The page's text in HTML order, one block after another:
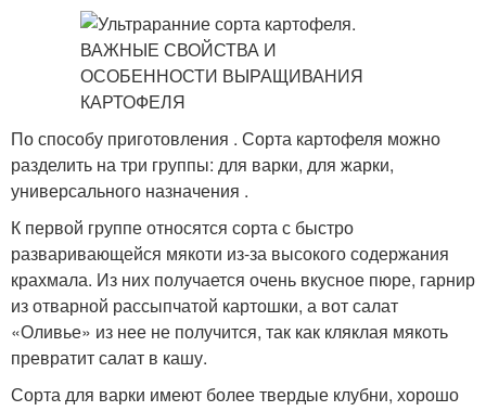
По способу приготовления . Сорта картофеля можно
разделить на три группы: для варки, для жарки,
универсального назначения .
К первой группе относятся сорта с быстро
разваривающейся мякоти из-за высокого содержания
крахмала. Из них получается очень вкусное пюре, гарнир
из отварной рассыпчатой картошки, а вот салат
«Оливье» из нее не получится, так как кляклая мякоть
превратит салат в кашу.
Сорта для варки имеют более твердые клубни, хорошо